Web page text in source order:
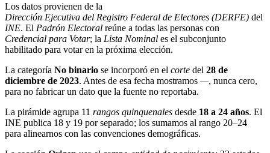
Los datos provienen de la
Dirección Ejecutiva del Registro Federal de Electores (DERFE) del
INE. El Padrón Electoral reúne a todas las personas con
Credencial para Votar; la Lista Nominal es el subconjunto
habilitado para votar en la próxima elección.
La categoría No binario se incorporó en el corte del 28 de
diciembre de 2023. Antes de esa fecha mostramos —, nunca cero,
para no fabricar un dato que la fuente no reportaba.
La pirámide agrupa 11 rangos quinquenales desde 18 a 24 años. El
INE publica 18 y 19 por separado; los sumamos al rango 20–24
para alinearnos con las convenciones demográficas.